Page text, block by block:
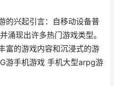
的兴起引言：自移动设备普
涌现出许多热门游戏类型。
富的游戏内容和沉浸式的游
游手机游戏 手机大型arpg游